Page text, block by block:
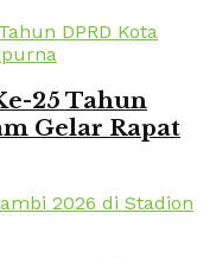
25 Tahun
Gelar Rapat